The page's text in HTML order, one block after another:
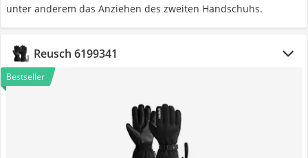
unter anderem das Anziehen des zweiten Handschuhs.
Reusch 6199341
Bestseller